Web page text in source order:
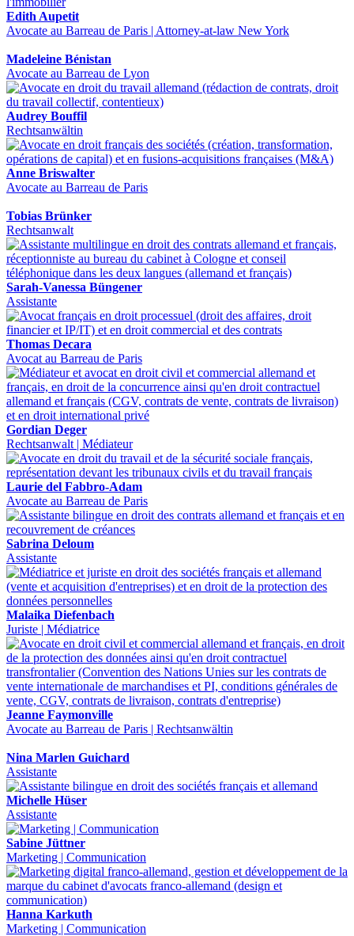
Edith Aupetit
Avocate au Barreau de Paris | Attorney-at-law New York
Madeleine Bénistan
Avocate au Barreau de Lyon
Audrey Bouffil
Rechtsanwältin
Anne Briswalter
Avocate au Barreau de Paris
Tobias Brünker
Rechtsanwalt
Sarah-Vanessa Büngener
Assistante
Thomas Decara
Avocat au Barreau de Paris
Gordian Deger
Rechtsanwalt | Médiateur
Laurie del Fabbro-Adam
Avocate au Barreau de Paris
Sabrina Deloum
Assistante
Malaika Diefenbach
Juriste | Médiatrice
Jeanne Faymonville
Avocate au Barreau de Paris | Rechtsanwältin
Nina Marlen Guichard
Assistante
Michelle Hüser
Assistante
Sabine Jüttner
Marketing | Communication
Hanna Karkuth
Marketing | Communication